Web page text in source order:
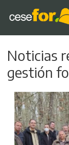
Noticias
gestión